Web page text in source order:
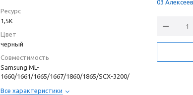
Ресурс
1,5K
Цвет
черный
Совместимость
Samsung ML-
1660/1661/1665/1667/1860/1865/SCX-3200/
Все характеристики
03